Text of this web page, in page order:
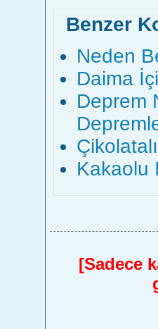
Benzer
Neden
Daima
Deprem
Kakaolu
[Sadece